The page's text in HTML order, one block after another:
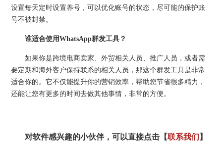
设置每天定时设置养号，可以优化账号的状态，尽可能的保护账
号不被封禁。
谁适合使用WhatsApp群发工具？
如果你是跨境电商卖家、外贸相关人员、推广人员，或者需
要定期和海外客户保持联系的相关人员，那这个群发工具是非常
适合你的。它不仅能提升你的营销效率，帮助您节省很多精力，
还能让您有更多的时间去做其他事情，非常的方便。
对软件感兴趣的小伙伴，可以直接点击【联系我们 】